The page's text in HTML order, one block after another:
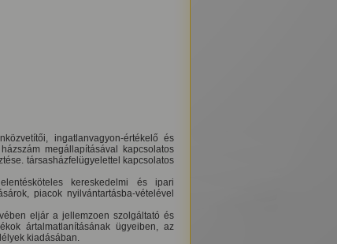
ingatlanvagyon-értékelő és
megállapításával kapcsolatos
társasházfelügyelettel kapcsolatos
kereskedelmi és ipari
piacok nyilvántartásba-vételével
eljár a jellemzoen szolgáltató és
ártalmatlanításának ügyeiben, az
kiadásában.